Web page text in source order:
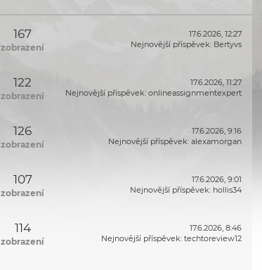
167
zobrazení
17.6.2026, 12:27
Nejnovější příspěvek: Bertyvs
122
zobrazení
17.6.2026, 11:27
Nejnovější příspěvek:onlineassignmentexpert
126
zobrazení
17.6.2026, 9:16
Nejnovější příspěvek:alexamorgan
107
zobrazení
17.6.2026, 9:01
Nejnovější příspěvek: hollis34
114
zobrazení
17.6.2026, 8:46
Nejnovější příspěvek:techtoreview12